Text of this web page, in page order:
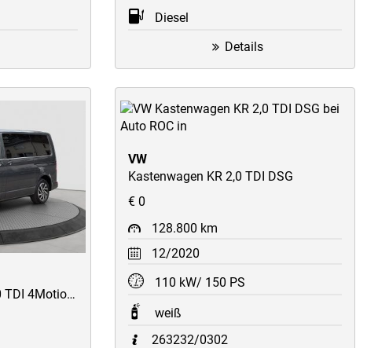
Diesel
Details
Multivan Comfortline 2.0 TDI 4Motion DSG 7-Sitzer/LED/AHK/STH/Kamera/Assistenzpaket
VW
Kastenwagen KR 2,0 TDI DSG
€ 0
128.800 km
12/2020
110 kW/ 150 PS
weiß
263232/0302